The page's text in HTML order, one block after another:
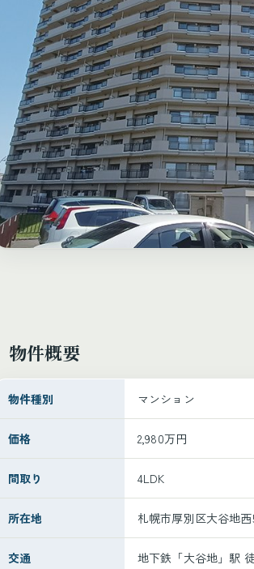
物件概要
物件種別 マンション
価格 2,980万円
間取り 4LDK
所在地 札幌市厚別区大谷地西
交通 地下鉄「大谷地」駅